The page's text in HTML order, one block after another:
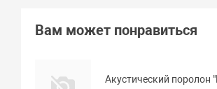
Вам может понравиться
Акустический поролон